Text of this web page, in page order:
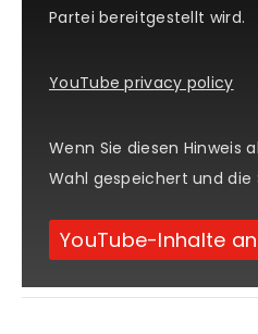
Partei bereitgestellt wird.
YouTube privacy policy
Wenn Sie diesen Hinweis
Wahl gespeichert und die
YouTube-Inhalte